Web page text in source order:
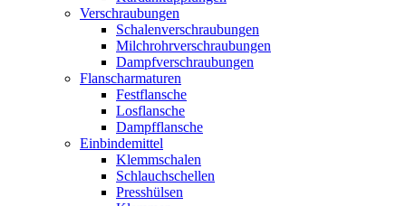
Verschraubungen
Schalenverschraubungen
Milchrohrverschraubungen
Dampfverschraubungen
Flanscharmaturen
Festflansche
Losflansche
Dampfflansche
Einbindemittel
Klemmschalen
Schlauchschellen
Presshülsen